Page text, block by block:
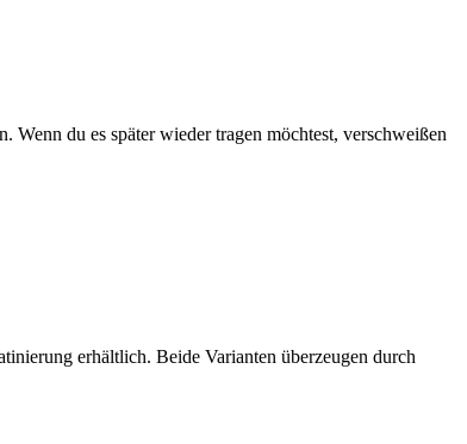
du es später wieder tragen möchtest, verschweißen
erhältlich. Beide Varianten überzeugen durch